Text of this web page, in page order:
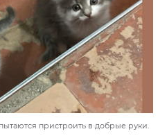
пристроить в добрые руки.